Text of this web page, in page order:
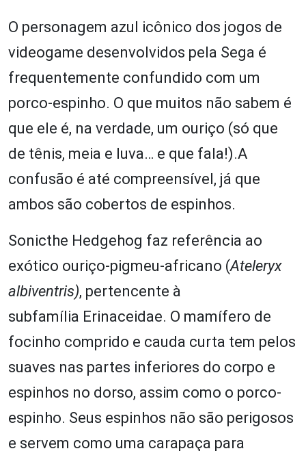
O personagem azul icônico dos jogos de
videogame desenvolvidos pela Sega é
frequentemente confundido com um
porco-espinho. O que muitos não sabem é
que ele é, na verdade, um ouriço (só que
de tênis, meia e luva… e que fala!).A
confusão é até compreensível, já que
ambos são cobertos de espinhos.
Sonicthe Hedgehog faz referência ao
exótico ouriço-pigmeu-africano (Ateleryx
albiventris), pertencente à
subfamília Erinaceidae. O mamífero de
focinho comprido e cauda curta tem pelos
suaves nas partes inferiores do corpo e
espinhos no dorso, assim como o porco-
espinho. Seus espinhos não são perigosos
e servem como uma carapaça para